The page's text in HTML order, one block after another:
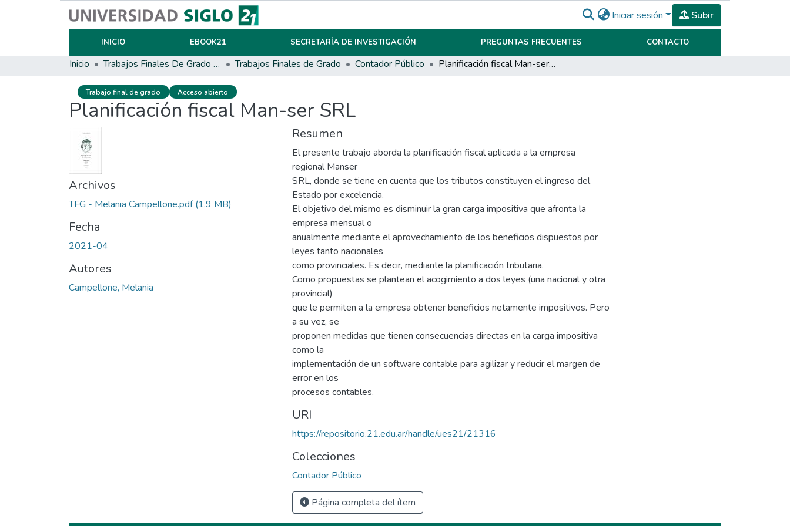
Iniciar sesión Subir
INICIO EBOOK21 SECRETARÍA DE INVESTIGACIÓN PREGUNTAS FRECUENTES CONTACTO
Inicio Trabajos Finales De Grado Y Posgrado Trabajos Finales de Grado Contador Público Planificación fiscal Man-ser SRL
Trabajo final de grado Acceso abierto
Planificación fiscal Man-ser SRL
Archivos
TFG - Melania Campellone.pdf(1.9 MB)
Fecha
2021-04
Autores
Campellone, Melania
Resumen
El presente trabajo aborda la planificación fiscal aplicada a la empresa
regional Manser
SRL, donde se tiene en cuenta que los tributos constituyen el ingreso del
Estado por excelencia.
El objetivo del mismo es disminuir la gran carga impositiva que afronta la
empresa mensual o
anualmente mediante el aprovechamiento de los beneficios dispuestos por
leyes tanto nacionales
como provinciales. Es decir, mediante la planificación tributaria.
Como propuestas se plantean el acogimiento a dos leyes (una nacional y otra
provincial)
que le permiten a la empresa obtener beneficios netamente impositivos. Pero
a su vez, se
proponen medidas que tienen consecuencias directas en la carga impositiva
como la
implementación de un software contable para agilizar y reducir el margen de
error en los
procesos contables.
URI
https://repositorio.21.edu.ar/handle/ues21/21316
Colecciones
Contador Público
Página completa del ítem